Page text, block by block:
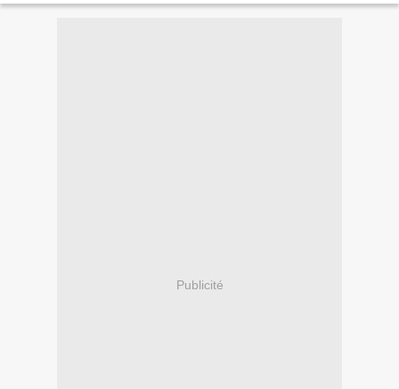
Publicité